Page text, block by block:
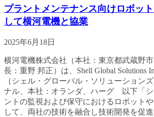
プラントメンテナンス向けロボッ
して横河電機と協業
2025年6月18日
横河電機株式会社（本社：東京都武蔵野
長：重野 邦正）は、Shell Global Solutions
（シェル・グローバル・ソリューション
ナル、本社：オランダ、ハーグ 以下「シ
ントの監視および保守におけるロボット
して、両社の技術を融合し技術開発を促